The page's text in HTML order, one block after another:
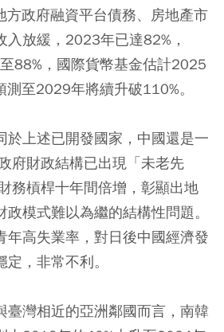
方政府融資平台債務、房地產市
入放緩，2023年已達82%，
88%，國際貨幣基金估計2025
至2029年將續升破110%。
於上述已開發國家，中國還是一
府財政結構已出現「未老先
務槓桿十年間倍增，彰顯出地
模式難以為繼的結構性問題。
年高失業率，對日後中國經濟發
，非常不利。
臺灣相近的亞洲鄰國而言，南韓